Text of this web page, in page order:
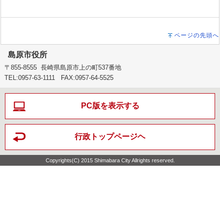
ページの先頭へ
島原市役所
〒855-8555 長崎県島原市上の町537番地
TEL:0957-63-1111 FAX:0957-64-5525
PC版を表示する
行政トップページヘ
Copyrights(C) 2015 Shimabara City Allrights reserved.